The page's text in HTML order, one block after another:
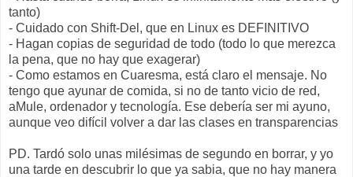
tanto)
- Cuidado con Shift-Del, que en Linux es DEFINITIVO
- Hagan copias de seguridad de todo (todo lo que merezca
la pena, que no hay que exagerar)
- Como estamos en Cuaresma, está claro el mensaje. No
tengo que ayunar de comida, si no de tanto vicio de red,
aMule, ordenador y tecnología. Ese debería ser mi ayuno,
aunque veo difícil volver a dar las clases en transparencias
PD. Tardó solo unas milésimas de segundo en borrar, y yo
una tarde en descubrir lo que ya sabia, que no hay manera